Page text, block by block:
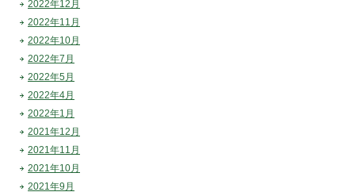
2022年12月
2022年11月
2022年10月
2022年7月
2022年5月
2022年4月
2022年1月
2021年12月
2021年11月
2021年10月
2021年9月